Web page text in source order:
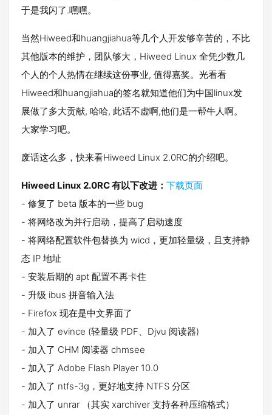
于是我闪了.嘿嘿。
当然Hiweed和huangjiahua等几个人开发够辛苦的，不比
其他版本的维护，团队够大，Hiweed Linux 全凭少数几
个人的个人热情在继续这份事业, 值得嘉奖。光看看
Hiweed和huangjiahua的签名就知道他们为中国linux发
展做了多大贡献, 哈哈, 此话不虚啊,他们是一帮牛人啊。
大家学习吧。
废话这么多，快来看Hiweed Linux 2.0RC的介绍吧。
Hiweed Linux 2.0RC 有以下改进： 下载页面
- 修复了 beta 版本的一些 bug
- 将网络改为并行启动，提高了启动速度
- 将网络配置软件包替换为 wicd，更加轻量级，且支持静
态 IP 地址
- 安装后期的 apt 配置不再卡住
- 升级 ibus 拼音输入法
- Firefox 现在是中文界面了
- 加入了 evince (轻量级 PDF、Djvu 阅读器)
- 加入了 CHM 阅读器 chmsee
- 加入了 Adobe Flash Player 10.0
- 加入了 ntfs-3g，更好地支持 NTFS 分区
- 加入了 unrar （其实 xarchiver 支持各种压缩格式）